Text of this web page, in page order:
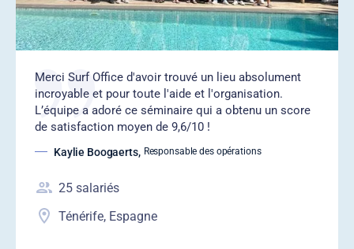
‍Merci Surf Office d'avoir trouvé un lieu absolument
incroyable et pour toute l'aide et l'organisation.
L’équipe a adoré ce séminaire qui a obtenu un score
de satisfaction moyen de 9,6/10 !
Kaylie Boogaerts, Responsable des opérations
25 salariés
Ténérife, Espagne